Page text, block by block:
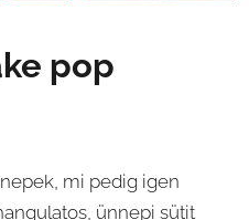
pop
mi pedig igen
ünnepi sütit